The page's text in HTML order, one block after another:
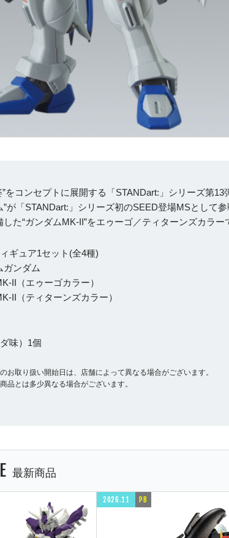
”をコンセプトに展開する「STANDart:」シリーズ第
”が「STANDart:」シリーズ初のSEED登場MSとして
した“ガンダムMK-II”をエゥーゴ／ティターンズカラ
ギュア1セット(全4種)
ガンダム
II（エゥーゴカラー）
II（ティターンズカラー）
味）1個
お取り扱い開始日は、店舗によって異なる場合がございます。
品とは多少異なる場合がございます。
最新商品
2026.11 PB